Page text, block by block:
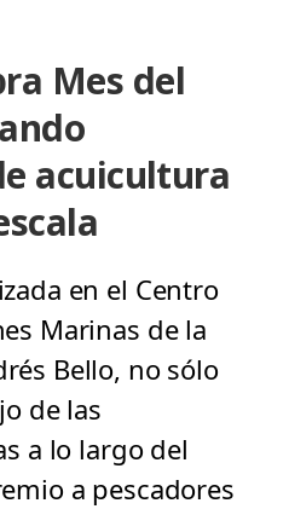
Mes del
acuicultura
en el Centro
Marinas de la
Bello, no sólo
de las
a lo largo del
a pescadores